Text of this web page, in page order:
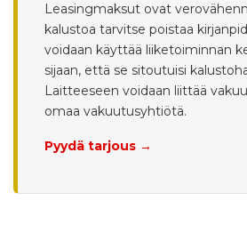
Leasingmaksut ovat
kalustoa tarvitse poistaa
voidaan käyttää liiketoiminnan
sijaan, että se sitoutuisi
Laitteeseen voidaan liittää
omaa vakuutusyhtiötä.
Pyydä tarjous →